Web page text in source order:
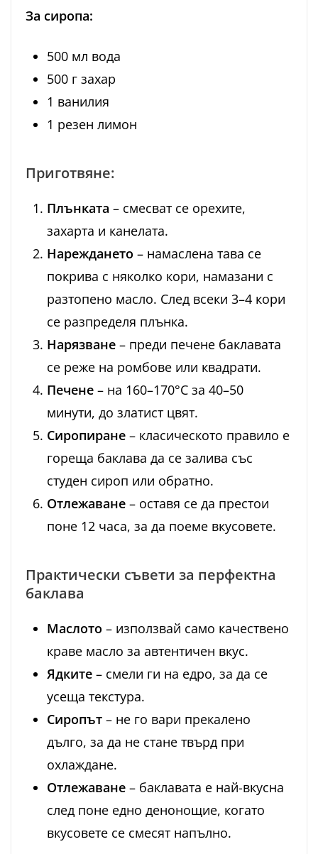
За сиропа:
500 мл вода
500 г захар
1 ванилия
1 резен лимон
Приготвяне:
Плънката – смесват се орехите,
захарта и канелата.
Нареждането – намаслена тава се
покрива с няколко кори, намазани с
разтопено масло. След всеки 3–4 кори
се разпределя плънка.
Нарязване – преди печене баклавата
се реже на ромбове или квадрати.
Печене – на 160–170°C за 40–50
минути, до златист цвят.
Сиропиране – класическото правило е
гореща баклава да се залива със
студен сироп или обратно.
Отлежаване – оставя се да престои
поне 12 часа, за да поеме вкусовете.
Практически съвети за перфектна
баклава
Маслото – използвай само качествено
краве масло за автентичен вкус.
Ядките – смели ги на едро, за да се
усеща текстура.
Сиропът – не го вари прекалено
дълго, за да не стане твърд при
охлаждане.
Отлежаване – баклавата е най-вкусна
след поне едно денонощие, когато
вкусовете се смесят напълно.